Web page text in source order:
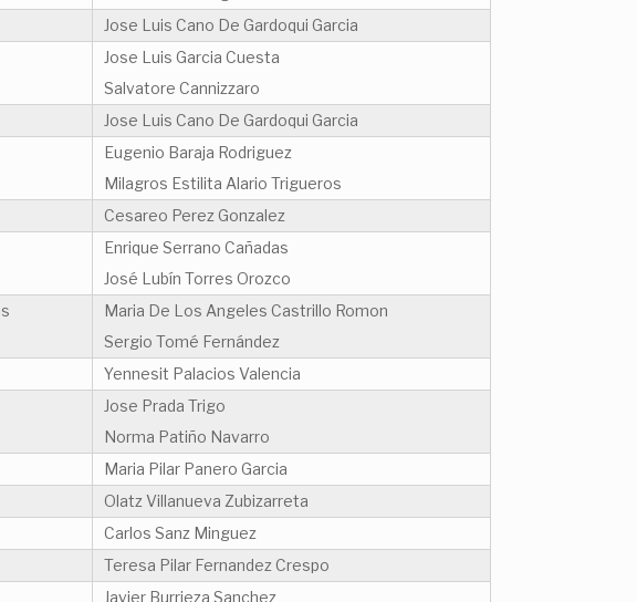
Jose Luis Cano De Gardoqui Garcia
Jose Luis Garcia Cuesta
Salvatore Cannizzaro
Jose Luis Cano De Gardoqui Garcia
Eugenio Baraja Rodriguez
Milagros Estilita Alario Trigueros
Cesareo Perez Gonzalez
Enrique Serrano Cañadas
José Lubín Torres Orozco
Maria De Los Angeles Castrillo Romon
Sergio Tomé Fernández
Yennesit Palacios Valencia
Jose Prada Trigo
Norma Patiño Navarro
Maria Pilar Panero Garcia
Olatz Villanueva Zubizarreta
Carlos Sanz Minguez
Teresa Pilar Fernandez Crespo
Javier Burrieza Sanchez